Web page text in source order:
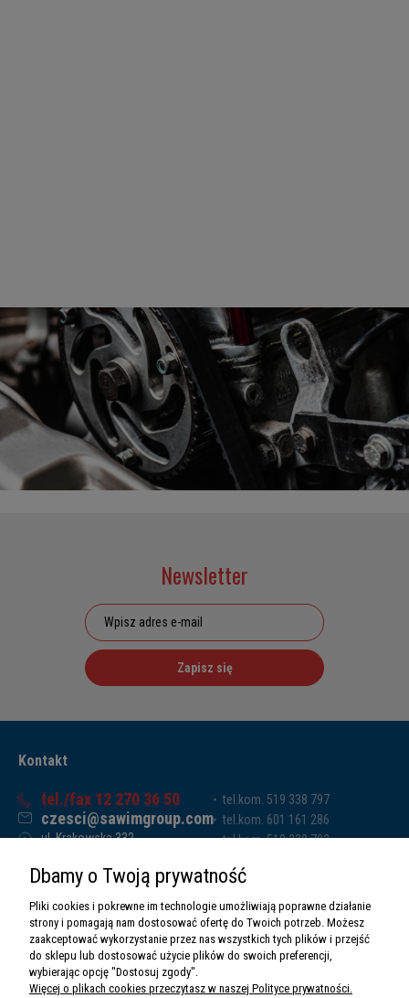
Newsletter
Zapisz się
Kontakt
tel./fax 12 270 36 50
czesci@sawimgroup.com
ul. Krakowska 332,
Sawim Group Mariusz Zdyb sp. k.
NIP: 5130284470
REGON: 5246591010
tel.kom. 519 338 797
tel.kom. 601 161 286
tel.kom. 519 338 793
Dbamy o Twoją prywatność
Pliki cookies i pokrewne im technologie umożliwiają poprawne działanie
strony i pomagają nam dostosować ofertę do Twoich potrzeb. Możesz
zaakceptować wykorzystanie przez nas wszystkich tych plików i przejść
do sklepu lub dostosować użycie plików do swoich preferencji,
wybierając opcję "Dostosuj zgody".
Więcej o plikach cookies przeczytasz w naszej Polityce prywatności.